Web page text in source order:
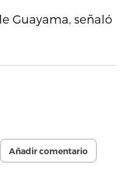
Guayama, señaló
Añadir comentario